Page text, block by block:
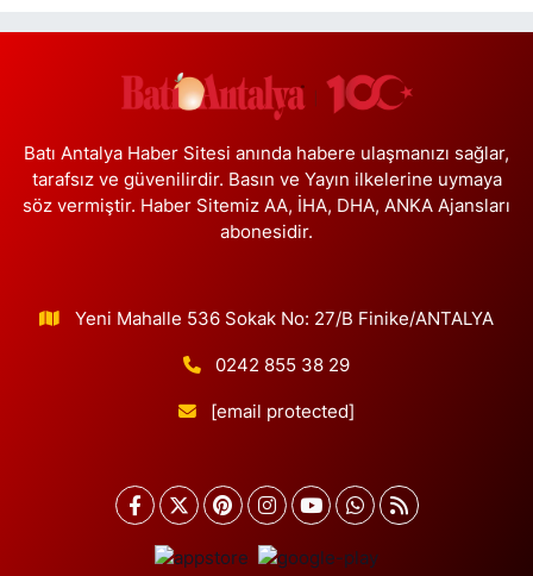
0 (212) 813 66 13 Yol Tarifi Al
Papatya Eczanesi
Petroliş Mahallesi, Nirengi Sokak No:11 A Kartal İstanbul
0 (216) 755 14 15 Yol Tarifi Al
0 (212) 679 28 65 Yol Tarifi Al
Çengelköy Meydan Eczanesi
Batı Antalya Haber Sitesi anında habere ulaşmanızı sağlar,
tarafsız ve güvenilirdir. Basın ve Yayın ilkelerine uymaya
söz vermiştir. Haber Sitemiz AA, İHA, DHA, ANKA Ajansları
abonesidir.
Yeni Mahalle 536 Sokak No: 27/B Finike/ANTALYA
0242 855 38 29
[email protected]